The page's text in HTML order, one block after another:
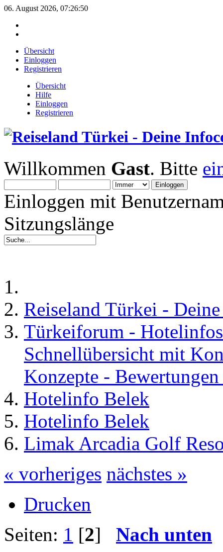
06. August 2026, 07:26:50
Übersicht
Einloggen
Registrieren
Übersicht
Hilfe
Einloggen
Registrieren
Willkommen Gast. Bitte
Einloggen mit
Sitzungslänge
Reiseland Türkei -
Türkeiforum -
Schnellübersicht mit
Konzepte -
Hotelinfo Belek
Hotelinfo Belek
Limak Arcadia Golf
« vorheriges nächstes »
Drucken
Seiten: 1 [2] Nach unten